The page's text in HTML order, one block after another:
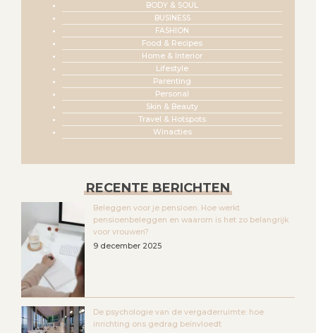
BODY & SOUL
BUSINESS
FASHION
Food & Recipes
Home & Interior
Lifestyle
Parenting
Personal
Skin & Beauty
Travel & Hotspots
Winacties
RECENTE BERICHTEN
Beleggen voor je pensioen. Hoe werkt
pensioenbeleggen en waarom is het zo belangrijk
voor vrouwen?
9 december 2025
De psychologie van de vergaderruimte: hoe
inrichting ons gedrag beïnvloedt